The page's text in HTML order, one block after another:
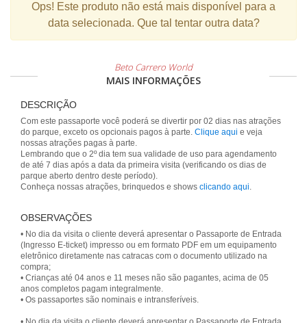
Ops! Este produto não está mais disponível para a
data selecionada. Que tal tentar outra data?
Beto Carrero World
MAIS INFORMAÇÕES
DESCRIÇÃO
Com este passaporte você poderá se divertir por 02 dias nas atrações
do parque, exceto os opcionais pagos à parte. Clique aqui e veja
nossas atrações pagas à parte.
Lembrando que o 2º dia tem sua validade de uso para agendamento
de até 7 dias após a data da primeira visita (verificando os dias de
parque aberto dentro deste período).
Conheça nossas atrações, brinquedos e shows clicando aqui.
OBSERVAÇÕES
• No dia da visita o cliente deverá apresentar o Passaporte de Entrada
(Ingresso E-ticket) impresso ou em formato PDF em um equipamento
eletrônico diretamente nas catracas com o documento utilizado na
compra;
• Crianças até 04 anos e 11 meses não são pagantes, acima de 05
anos completos pagam integralmente.